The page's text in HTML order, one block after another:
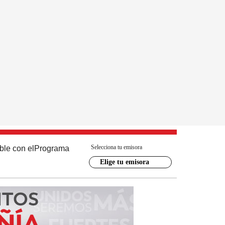
con el Programa Selecciona tu emisora
Elige tu emisora